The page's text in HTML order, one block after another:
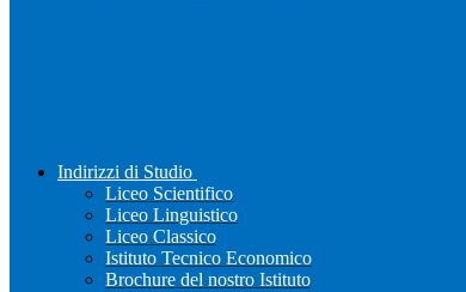
Indirizzi di Studio
Liceo Scientifico
Liceo Linguistico
Liceo Classico
Istituto Tecnico Economico
Brochure del nostro Istituto